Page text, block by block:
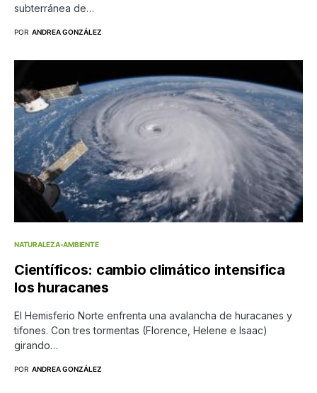
subterránea de…
POR ANDREA GONZÁLEZ
NATURALEZA-AMBIENTE
Científicos: cambio climático intensifica
los huracanes
El Hemisferio Norte enfrenta una avalancha de huracanes y
tifones. Con tres tormentas (Florence, Helene e Isaac)
girando…
POR ANDREA GONZÁLEZ